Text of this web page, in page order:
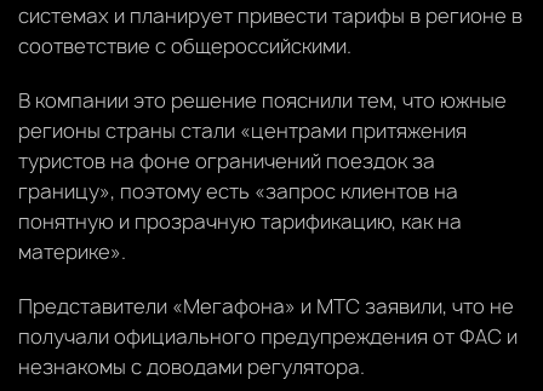
системах и планирует привести тарифы в регионе в
соответствие с общероссийскими.
В компании это решение пояснили тем, что южные
регионы страны стали «центрами притяжения
туристов на фоне ограничений поездок за
границу», поэтому есть «запрос клиентов на
понятную и прозрачную тарификацию, как на
материке».
Представители «Мегафона» и МТС заявили, что не
получали официального предупреждения от ФАС и
незнакомы с доводами регулятора.